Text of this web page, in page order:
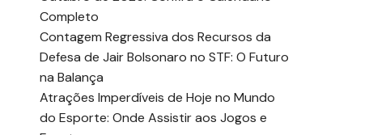
Completo
Contagem Regressiva dos Recursos da
Defesa de Jair Bolsonaro no STF: O Futuro
na Balança
Atrações Imperdíveis de Hoje no Mundo
do Esporte: Onde Assistir aos Jogos e